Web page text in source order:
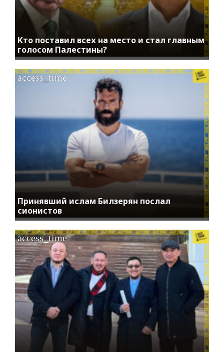
Кто поставил всех на место и стал главным
голосом Палестины?
Принявший ислам Билзерян послал
сионистов
access_time
access_time